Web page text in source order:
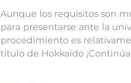
Aunque los requisitos son
para presentarse ante la
procedimiento es
título de Hokkaido